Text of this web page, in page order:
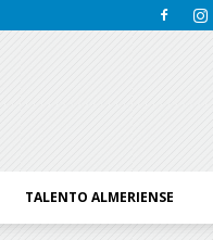
TALENTO ALMERIENSE